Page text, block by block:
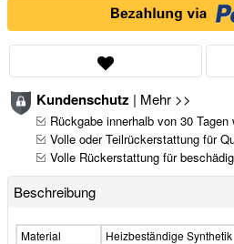
Kundenschutz | Mehr >>
Rückgabe innerhalb von 30 Tagen
Volle oder Teilrückerstattung für
Volle Rückerstattung für
Beschreibung
Material
Heizbeständige Synthetik